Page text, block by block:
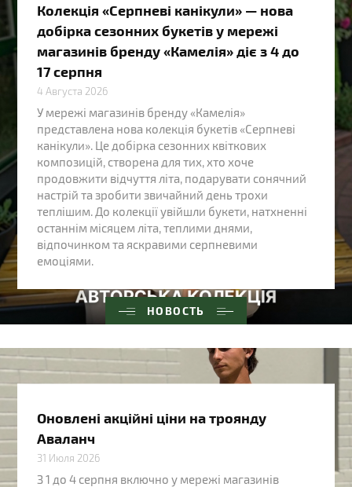
НОВОСТЬ
Колекція «Серпневі канікули» — нова
добірка сезонних букетів у мережі
магазинів бренду «Камелія» діє з 4 до
17 серпня
4 Августа 2026
У мережі магазинів бренду «Камелія»
представлена нова колекція букетів «Серпневі
канікули». Це добірка сезонних квіткових
композицій, створена для тих, хто хоче
продовжити відчуття літа, подарувати сонячний
настрій та зробити звичайний день трохи
теплішим. До колекції увійшли букети, натхненні
останнім місяцем літа, теплими днями,
відпочинком та яскравими серпневими
емоціями.
Оновлені акційні ціни на троянду
Аваланч
31 Июля 2026
З 1 до 4 серпня включно у мережі магазинів